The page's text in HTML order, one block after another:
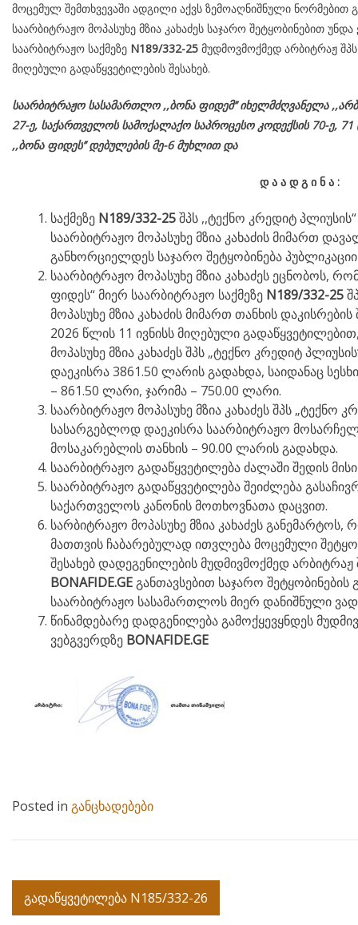
მოცემულ შემთხვევაში ადგილი აქვს ზემოაღნიშნული ნორმებით
საარბიტრაჟო მოპასუხე მზია კახაძეს საჯარო შეტყობინებით
საარბიტრაჟო საქმეზე N189/332-25 მუდმოვმოქმედ არბიტრაჟ
მიღებული გადაწყვეტილების შესახებ.
საარბიტრაჟო სასამართლო ,,ბონა ფიდემ’’ იხელმძღვანელა
27-ე, საქართველოს სამოქალაქო საპროცესო კოდექსის 70-ე, 71
,,ბონა ფიდეს’’ დებულების მე-6 მუხლით და
დ ა ა დ გ ი ნ ა :
საქმეზე N189/332-25შპს ,,ტექნო კრედიტ
საარბიტრაჟო მოპასუხე მზია კახაძის მიმართ
განხორციელდეს საჯარო შეტყობინება
საარბიტრაჟო მოპასუხე მზია კახაძეს ეცნობოს,
ფიდეს“ მიერ საარბიტრაჟო საქმეზე N189/332-25
მოპასუხე მზია კახაძის მიმართ თანხის
2026 წლის 11 ივნისს მიღებული
მოპასუხე მზია კახაძეს შპს „ტექნო კრედიტ
დაეკისრა 3861.50 ლარის გადახდა, საიდანაც
– 861.50 ლარი, ჯარიმა – 750.00 ლარი.
საარბიტრაჟო მოპასუხე მზია კახაძეს შპს „ტექნო
სასარგებლოდ დაეკისრა საარბიტრაჟო
მოსაკარებლის თანხის – 90.00 ლარის გადახდა.
საარბიტრაჟო გადაწყვეტილება ძალაში შედის
საარბიტრაჟო გადაწყვეტილება შეიძლება
საქართველოს კანონის მოთხოვნათა დაცვით.
სარბიტრაჟო მოპასუხე მზია კახაძეს
მათთვის ჩაბარებულად ითვლება მოცემული
შესახებ დადეგენილების მუდმივმოქმედ არბიტრაჟ
BONAFIDE.GEგანთავსებით საჯარო
საარბიტრაჟო სასამართლოს მიერ დანიშნული
წინამდებარე დადგენილება გამოქყევყნდეს
ვებგვერდზე BONAFIDE.GE
Posted in განცხადებები
Post
გადაწყვეტილება N185/332-26